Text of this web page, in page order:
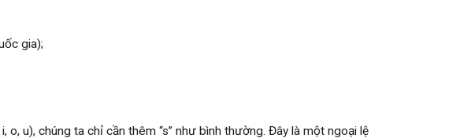
gia);
o, u), chúng ta chỉ cần thêm “s” như bình thường. Đây là một ngoại lệ